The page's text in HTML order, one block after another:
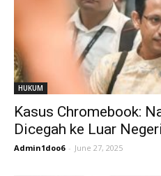
HUKUM
Kasus Chromebook:
Dicegah ke Luar
Admin1doo6 - June 27, 2025